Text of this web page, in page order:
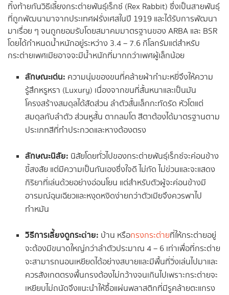
ทิ้งท้ายกันวิธีเลี้ยงกระต่ายพันธุ์เร็กซ์ (Rex Rabbit) ซึ่งเป็นสายพันธุ์
ที่ถูกพัฒนามาจากประเทศฝรั่งเศสในปี 1919 และได้รับการพัฒนา
มาเรื่อย ๆ จนถูกยอมรับโดยสมาคมมาตรฐานของ ARBA และ BSR
โดยได้กำหนดน้ำหนักอยู่ระหว่าง 3.4 – 7.6 กิโลกรัมแต่สำหรับ
กระต่ายเพศเมียอาจจะมีน้ำหนักที่มากกว่าเพศผู้เล็กน้อย
ลักษณะเด่น: ความนุ่มของขนที่คล้ายผ้ากำมะหยี่จึงให้ความ
รู้สึกหรูหรา (Luxury) เนื่องจากขนที่สั้นหนาและเป็นมัน
โครงสร้างสมดุลได้สัดส่วน ลำตัวสั้นเล็กกะทัดรัด หัวโตแต่
สมดุลกับลำตัว ส่วนหูสั้น ตากลมโต สีตาต้องได้มาตรฐานตาม
ประเภทสีที่ทำประกวดและหางต้องตรง
ลักษณะนิสัย: นิสัยโดยทั่วไปของกระต่ายพันธุ์เร็กซ์จะค่อนข้าง
ขี้สงสัย แต่มีความเป็นกันเองซึ่งใจดี ไม่กัด ไม่ข่วนและจะแสดง
กิริยาที่เล่นด้วยอย่างอ่อนโยน แต่สำหรับตัวผู้จะค่อนข้างมี
อารมณ์ฉุนเฉียวและหงุดหงิดง่ายกว่าตัวเมียจึงควรพาไป
ทำหมัน
วิธีการเลี้ยงดูกระต่าย: บ้าน หรือกรงกระต่ายที่ให้กระต่ายอยู่
จะต้องมีขนาดใหญ่กว่าลำตัวประมาณ 4 – 6 เท่าเพื่อที่กระต่าย
จะสามารถนอนเหยียดได้อย่างสบายและมีพื้นที่วิ่งเล่นไปมาและ
ควรสังเกตตรงพื้นกรงต้องไม่กว้างจนเกินไปเพราะกระต่ายจะ
เหยียบไม่ถนัดจึงแนะนำให้ซื้อแผ่นพลาสติกที่มีรูคล้ายตะแกรง